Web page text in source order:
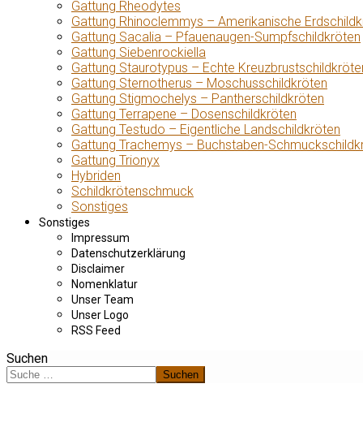
Gattung Rheodytes
Gattung Rhinoclemmys – Amerikanische
Gattung Sacalia – Pfauenaugen-Sumpfschildkröten
Gattung Siebenrockiella
Gattung Staurotypus – Echte
Gattung Sternotherus – Moschusschildkröten
Gattung Stigmochelys – Pantherschildkröten
Gattung Terrapene – Dosenschildkröten
Gattung Testudo – Eigentliche Landschildkröten
Gattung Trachemys – Buchstaben-
Gattung Trionyx
Hybriden
Schildkrötenschmuck
Sonstiges
Sonstiges
Impressum
Datenschutzerklärung
Disclaimer
Nomenklatur
Unser Team
Unser Logo
RSS Feed
Suchen
Suchen